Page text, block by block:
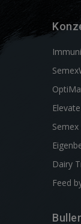
Elevate
Dairy
Feed